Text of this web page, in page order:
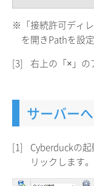
※「接続許可ディ
を開きPathを設定
[3]
右上の「×」の
サーバー
[1]
Cyberduckの
リックします。